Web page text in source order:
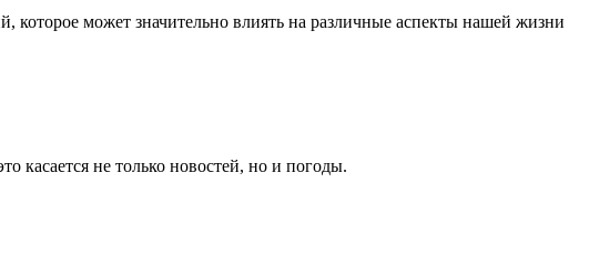
может значительно влиять на различные аспекты нашей жизни
касается не только новостей, но и погоды.